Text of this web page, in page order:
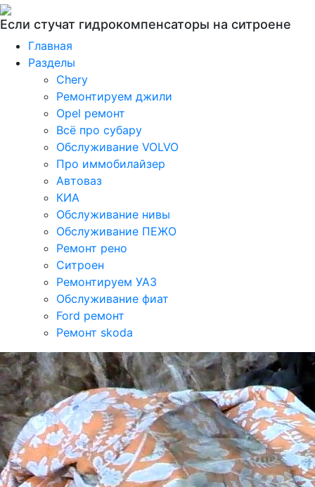
Если стучат гидрокомпенсаторы на ситроене
Главная
Разделы
Chery
Ремонтируем джили
Opel ремонт
Всё про субару
Обслуживание VOLVO
Про иммобилайзер
Автоваз
КИА
Обслуживание нивы
Обслуживание ПЕЖО
Ремонт рено
Ситроен
Ремонтируем УАЗ
Обслуживание фиат
Ford ремонт
Ремонт skoda